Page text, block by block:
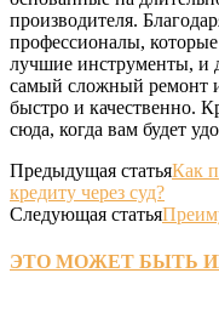
производителя.
профессионалы,
лучшие инструменты, и
самый сложный ремонт
быстро и качественно.
сюда, когда вам будет
Предыдущая статьяКак
кредиту через суд?
Следующая статья
ЭТО МОЖЕТ БЫТЬ